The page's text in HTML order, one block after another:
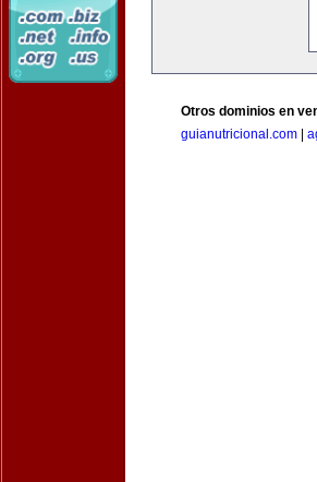
Otros dominios en
guianutricional.com